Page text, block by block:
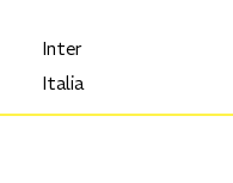
Inter
Italia